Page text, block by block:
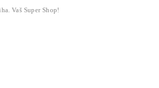
Vaš Super Shop!